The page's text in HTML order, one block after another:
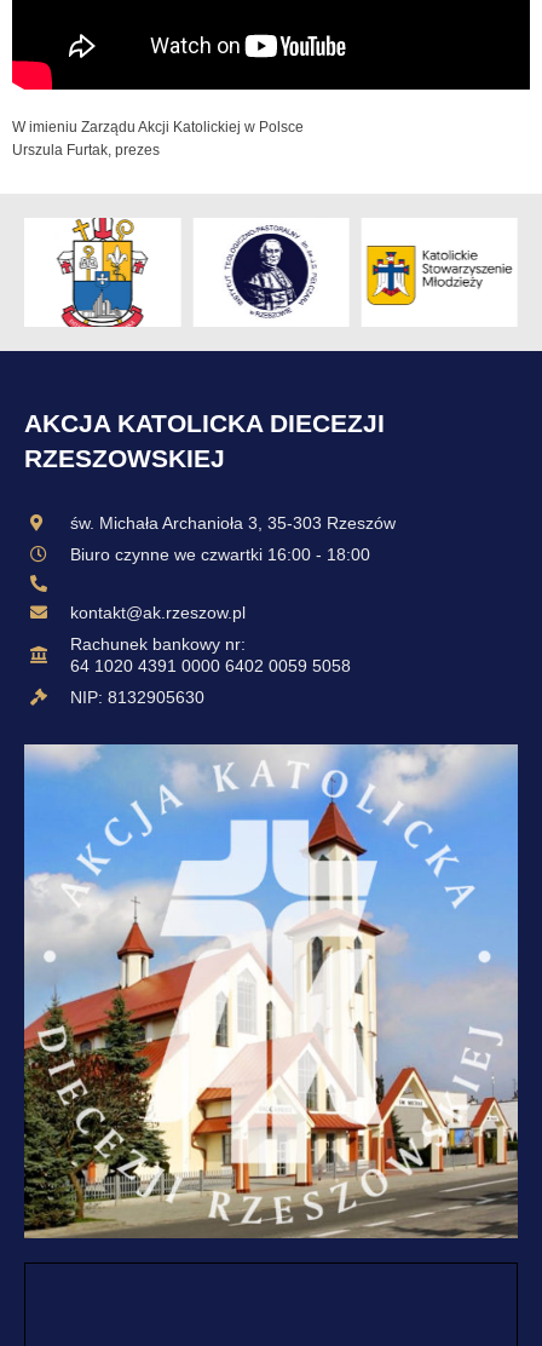
W imieniu Zarządu Akcji Katolickiej w Polsce
Urszula Furtak, prezes
AKCJA KATOLICKA DIECEZJI
RZESZOWSKIEJ
św. Michała Archanioła 3, 35-303 Rzeszów
Biuro czynne we czwartki 16:00 - 18:00
kontakt@ak.rzeszow.pl
Rachunek bankowy nr:
64 1020 4391 0000 6402 0059 5058
NIP: 8132905630